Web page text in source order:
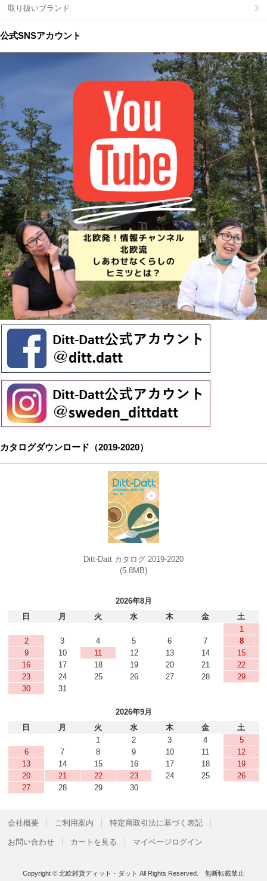
取り扱いブランド
公式SNSアカウント
カタログダウンロード（2019-2020）
Ditt-Datt カタログ 2019-2020
(5.8MB)
2026年8月
日
月 火 水 木 金
土
1
2
3 4 5 6 7
8
9
10 11 12 13 14
15
16
17 18 19 20 21
22
23
24 25 26 27 28
29
30
31
2026年9月
日
月 火 水 木 金
土
1
2 3 4
5
6
7 8 9 10 11
12
13
14 15 16 17 18
19
20
21 22 23 24 25
26
27
28 29 30
会社概要 ご利用案内 特定商取引法に基づく表記
お問い合わせ カートを見る マイページログイン
Copyright © 北欧雑貨ディット・ダット All Rights Reserved. 無断転載禁止